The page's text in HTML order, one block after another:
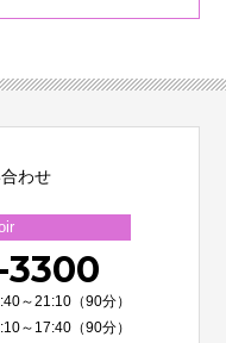
わせ
～21:10（90分）
～17:40（90分）